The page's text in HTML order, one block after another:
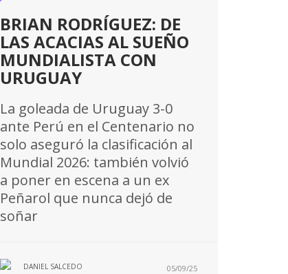
BRIAN RODRÍGUEZ: DE
LAS ACACIAS AL SUEÑO
MUNDIALISTA CON
URUGUAY
La goleada de Uruguay 3-0
ante Perú en el Centenario no
solo aseguró la clasificación al
Mundial 2026: también volvió
a poner en escena a un ex
Peñarol que nunca dejó de
soñar
DANIEL SALCEDO 05/09/25